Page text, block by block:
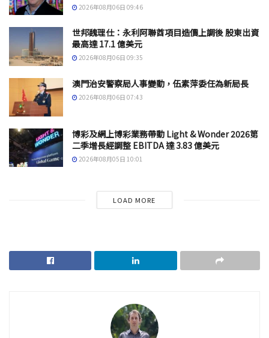
2026年08月06日 09:46
世邦魏理仕：永利阿聯酋項目造價上調後 股東出資
最高達 17.1 億美元
2026年08月06日 09:35
澳門治安警察局人事變動，伍素萍委任為新局長
2026年08月06日 07:43
博彩及網上博彩業務帶動 Light & Wonder 2026第
二季增長經調整 EBITDA 達 3.83 億美元
2026年08月05日 10:01
LOAD MORE